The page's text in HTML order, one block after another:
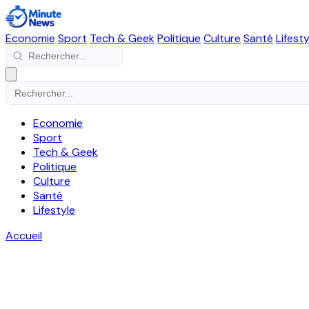
Economie Sport Tech & GeekPolitique Culture Santé
Economie
Sport
Tech & Geek
Politique
Culture
Santé
Lifestyle
Accueil